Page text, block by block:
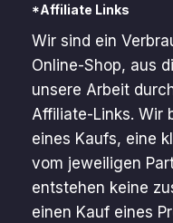
*Affiliate Links
Wir sind ein
Online-Shop, aus
unsere Arbeit
Affiliate-Links. Wir
eines Kaufs, eine
vom jeweiligen
entstehen keine
einen Kauf eines